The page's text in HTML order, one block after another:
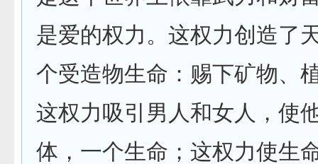
是爱的权力。这权力创造了
个受造物生命：赐下矿物、
这权力吸引男人和女人，使
体，一个生命；这权力使生